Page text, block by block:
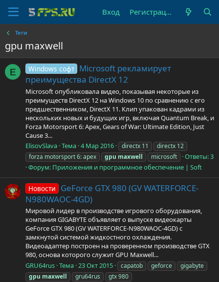
Вход Регистрация
Теги
gpu maxwell
E Windows софт Microsoft рекламирует
преимущества DirectX 12
Microsoft опубликовала видео, показывая некоторые из
преимуществ DirectX 12 на Windows 10 по сравнению с его
предшественником, DirectX 11. Клип упакован кадрами из
нескольких новых и будущих игр, включая Quantum Break, и
Forza Motorsport 6: Apex, Gears of War: Ultimate Edition, Just
Cause 3...
ElisovSlava Тема 4 Мар 2016 directx 11
directx 12
forza motorsport 6: apex
gpu maxwell microsoft
Ответы: 3
Форум: Приложения и программное обеспечение | Soft
Новости
GeForce GTX 980 (GV WATERFORCE-
N980WAOC-4GD)
Мировой лидер в производстве игрового оборудования,
компания GIGABYTE объявляет о выпуске видеокарты
GeForce GTX 980 (GV WATERFORCE-N980WAOC-4GD) с
замкнутой системой жидкостного охлаждения.
Видеоадаптер построен на проверенном производстве GTX
980, основа которого служит GPU Maxwell...
GRU64rus Тема 23 Окт 2015 capatob geforce
gigabyte
gpu maxwell gru64rus
gtx 980